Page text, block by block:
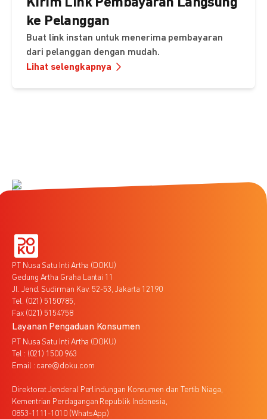
ke Pelanggan
Buat link instan untuk menerima pembayaran
dari pelanggan dengan mudah.
Lihat selengkapnya
PT Nusa Satu Inti Artha (DOKU)
Gedung Artha Graha Lantai 11
Jl. Jend. Sudirman Kav. 52-53, Jakarta 12190
Tel. (021) 5150785,
Fax (021) 5154758
Layanan Pengaduan Konsumen
PT Nusa Satu Inti Artha (DOKU)
Tel : (021) 1500 963
Email : care@doku.com
Direktorat Jenderal Perlindungan Konsumen dan Tertib Niaga,
Kementrian Perdagangan Republik Indonesia,
0853-1111-1010 (WhatsApp)